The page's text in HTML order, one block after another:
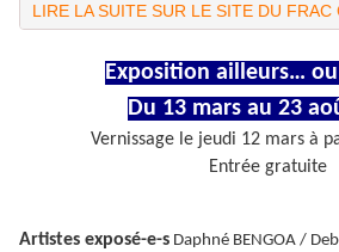
Exposition ailleurs…
Du 13 mars au 23
Vernissage le jeudi 12 mars à
Entrée gratuite
Artistes exposé-e-s Daphné BENGOA /